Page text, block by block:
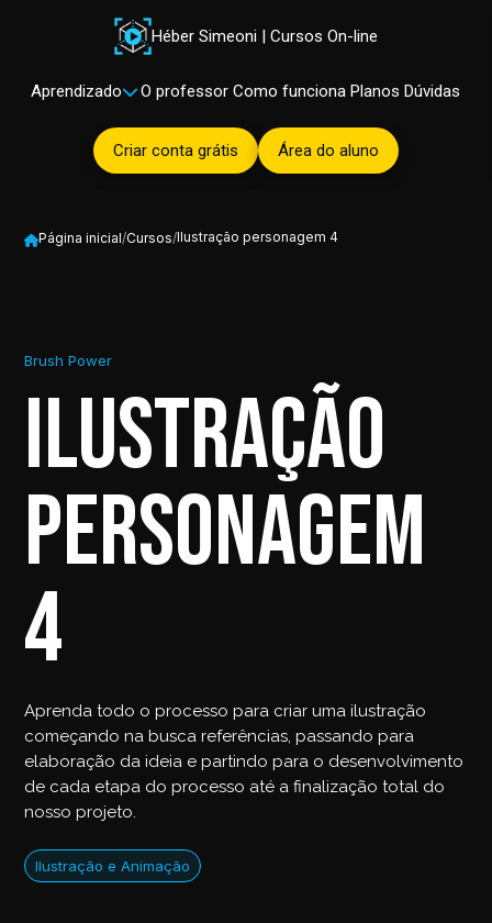
Héber Simeoni | Cursos On-line
Aprendizado O professor Como funciona Planos Dúvidas
Criar conta grátis Área do aluno
Página inicial/Cursos/Ilustração personagem 4
Brush Power
Ilustração
personagem
4
Aprenda todo o processo para criar uma ilustração
começando na busca referências, passando para
elaboração da ideia e partindo para o desenvolvimento
de cada etapa do processo até a finalização total do
nosso projeto.
Ilustração e Animação